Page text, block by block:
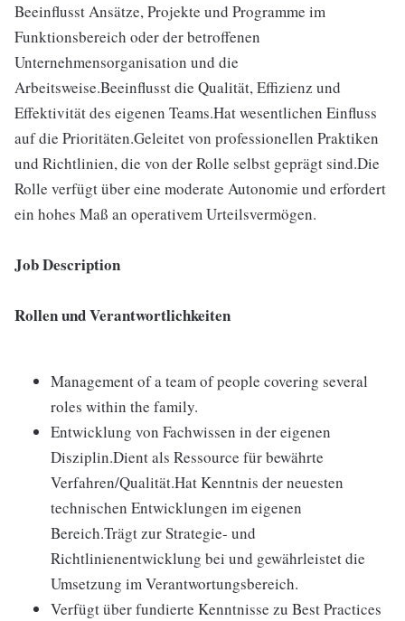
Beeinflusst Ansätze, Projekte und Programme im
Funktionsbereich oder der betroffenen
Unternehmensorganisation und die
Arbeitsweise.Beeinflusst die Qualität, Effizienz und
Effektivität des eigenen Teams.Hat wesentlichen Einfluss
auf die Prioritäten.Geleitet von professionellen Praktiken
und Richtlinien, die von der Rolle selbst geprägt sind.Die
Rolle verfügt über eine moderate Autonomie und erfordert
ein hohes Maß an operativem Urteilsvermögen.
Job Description
Rollen und Verantwortlichkeiten
Management of a team of people covering several
roles within the family.
Entwicklung von Fachwissen in der eigenen
Disziplin.Dient als Ressource für bewährte
Verfahren/Qualität.Hat Kenntnis der neuesten
technischen Entwicklungen im eigenen
Bereich.Trägt zur Strategie- und
Richtlinienentwicklung bei und gewährleistet die
Umsetzung im Verantwortungsbereich.
Verfügt über fundierte Kenntnisse zu Best Practices